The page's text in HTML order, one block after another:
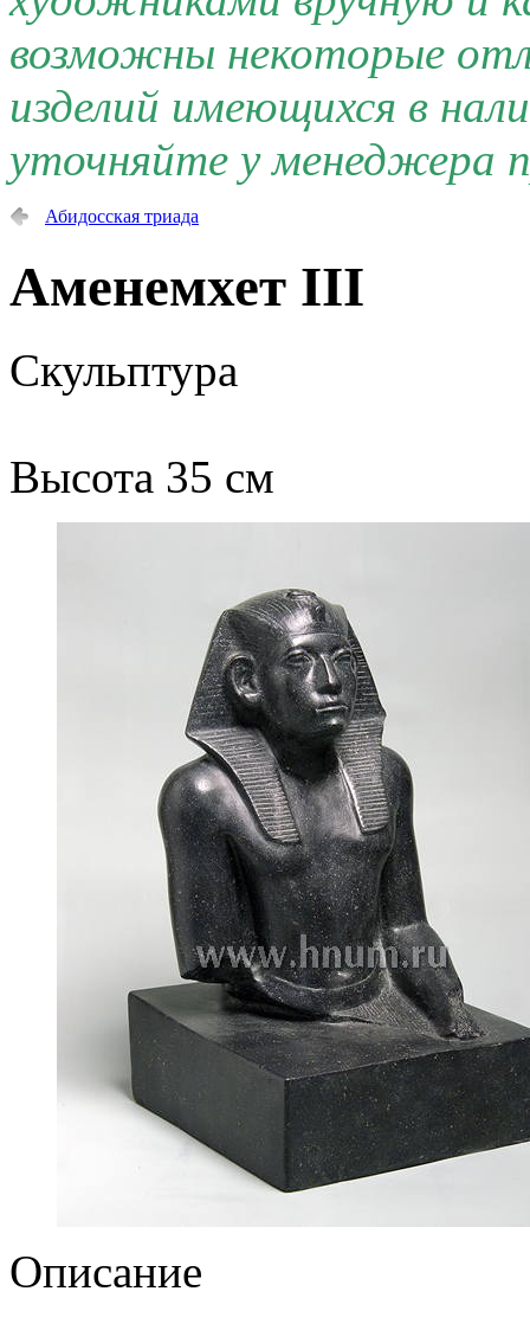
возможны некоторые
изделий имеющихся в
уточняйте у менеджера
Абидосская триада
Аменемхет III
Скульптура
Высота 35 см
Описание